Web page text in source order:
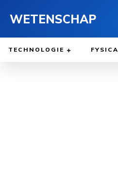
WETENSCHAP
TECHNOLOGIE FYSICA